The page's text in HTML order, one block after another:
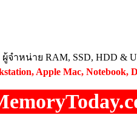
ผู้จำหน่าย RAM, SSD, HDD &
Apple Mac, Notebook,